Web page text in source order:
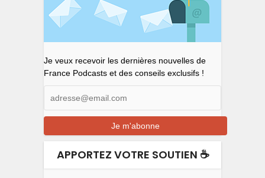
Je veux recevoir les dernières nouvelles de
France Podcasts et des conseils exclusifs !
APPORTEZ VOTRE SOUTIEN ☕️